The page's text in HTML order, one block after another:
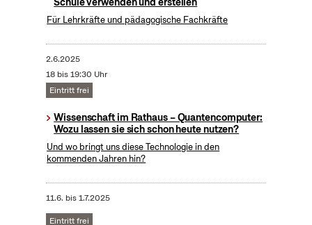
Für Lehrkräfte und pädagogische Fachkräfte
2.6.2025
18 bis 19:30 Uhr
Eintritt frei
Wissenschaft im Rathaus – Quantencomputer:
Wozu lassen sie sich schon heute nutzen?
Und wo bringt uns diese Technologie in den
kommenden Jahren hin?
11.6. bis1.7.2025
Eintritt frei